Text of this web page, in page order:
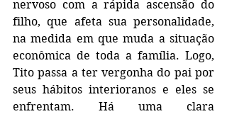
nervoso com a rápida ascensão do
filho, que afeta sua personalidade,
na medida em que muda a situação
econômica de toda a família. Logo,
Tito passa a ter vergonha do pai por
seus hábitos interioranos e eles se
enfrentam. Há uma clara